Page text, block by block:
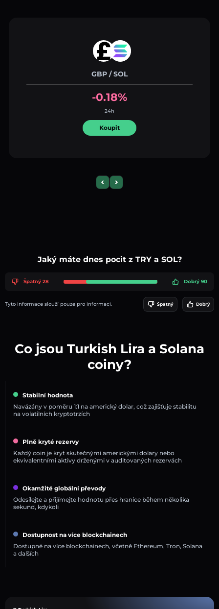
GBP / SOL
-0.18%
24h
Koupit
Previous slide
Next slide
Jaký máte dnes pocit z TRY a SOL?
Špatný 28 Dobrý 90
Tyto informace slouží pouze pro informaci. Špatný Dobrý
Co jsou Turkish Lira a Solana
coiny?
Stabilní hodnota
Navázány v poměru 1:1 na americký dolar, což zajišťuje stabilitu
na volatilních kryptotrzích
Plně kryté rezervy
Každý coin je kryt skutečnými americkými dolary nebo
ekvivalentními aktivy drženými v auditovaných rezervách
Okamžité globální převody
Odesílejte a přijímejte hodnotu přes hranice během několika
sekund, kdykoli
Dostupnost na více blockchainech
Dostupné na více blockchainech, včetně Ethereum, Tron, Solana
a dalších